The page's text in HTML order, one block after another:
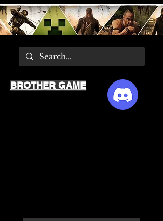
BROTHER GAME